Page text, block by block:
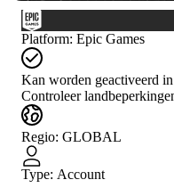
Platform: Epic Games
Kan worden geactiveerd
Controleer
Regio: GLOBAL
Type: Account